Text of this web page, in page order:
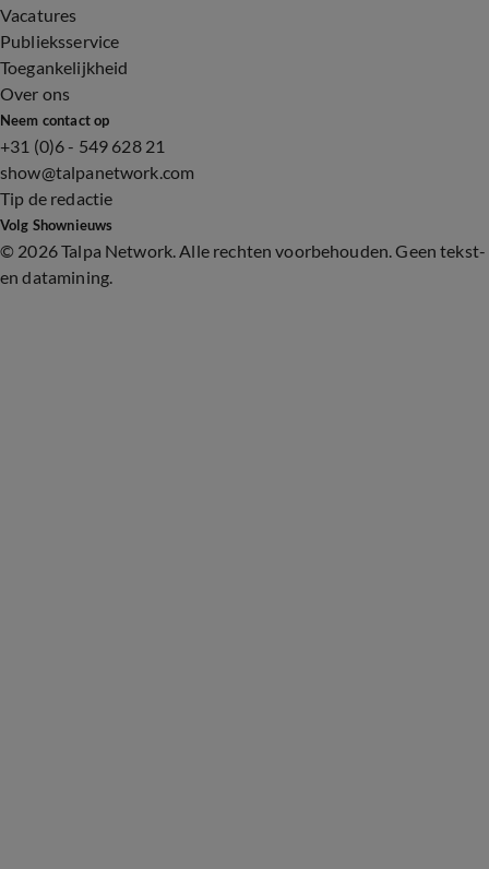
Vacatures
Publieksservice
Toegankelijkheid
Over ons
Neem contact op
+31 (0)6 - 549 628 21
show@talpanetwork.com
Tip de redactie
Volg Shownieuws
© 2026 Talpa Network. Alle rechten voorbehouden. Geen tekst-
en datamining.